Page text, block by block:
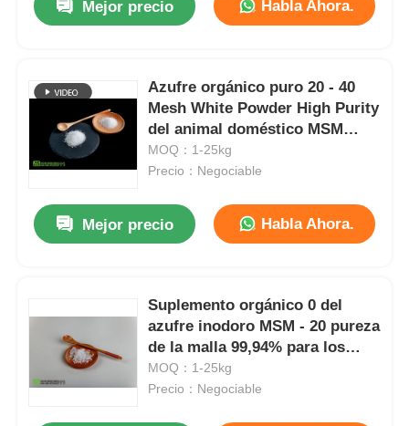
Mejor precio Habla Ahora.
Azufre orgánico puro 20 - 40
Mesh White Powder High Purity
del animal doméstico MSM
inodoro
MOQ：1-25kg
Precio：Negociable
Mejor precio Habla Ahora.
Suplemento orgánico 0 del
azufre inodoro MSM - 20 pureza
de la malla 99,94% para los
gatos
MOQ：1-25kg
Precio：Negociable